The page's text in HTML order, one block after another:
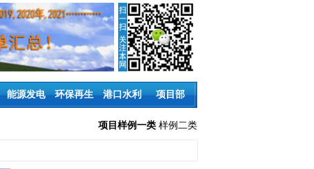
能源发电 环保再生 港口水利 项目部
项目样例一类 样例二类